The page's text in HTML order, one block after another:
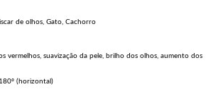
de olhos, Gato, Cachorro
vermelhos, suavização da pele, brilho dos olhos, aumento dos
(horizontal)